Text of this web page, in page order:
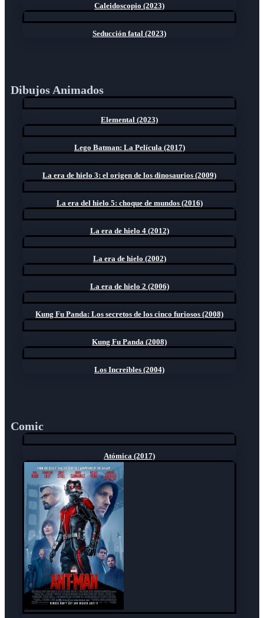
Caleidoscopio (2023)
Seducción fatal (2023)
Dibujos Animados
Elemental (2023)
Lego Batman: La Película (2017)
La era de hielo 3: el origen de los dinosaurios (2009)
La era del hielo 5: choque de mundos (2016)
La era de hielo 4 (2012)
La era de hielo (2002)
La era de hielo 2 (2006)
Kung Fu Panda: Los secretos de los cinco furiosos (2008)
Kung Fu Panda (2008)
Los Increíbles (2004)
Comic
Atómica (2017)